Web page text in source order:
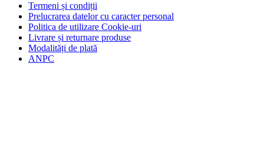
Termeni și condiții
Prelucrarea datelor cu caracter personal
Politica de utilizare Cookie-uri
Livrare și returnare produse
Modalități de plată
ANPC